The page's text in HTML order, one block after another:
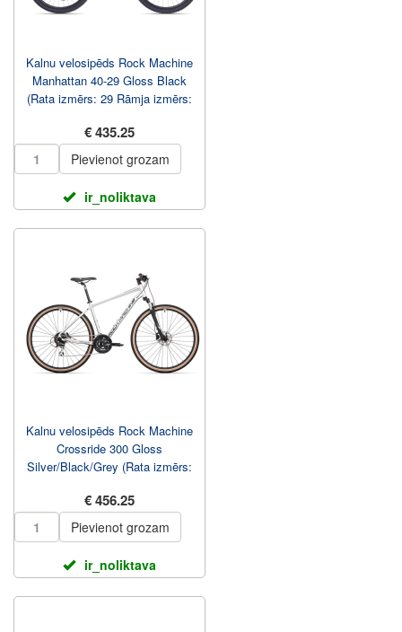
Kalnu velosipēds Rock Machine
Manhattan 40-29 Gloss Black
(Rata izmērs: 29 Rāmja izmērs:
€ 435.25
Pievienot grozam
ir_noliktava
Kalnu velosipēds Rock Machine
Crossride 300 Gloss
Silver/Black/Grey (Rata izmērs:
€ 456.25
Pievienot grozam
ir_noliktava